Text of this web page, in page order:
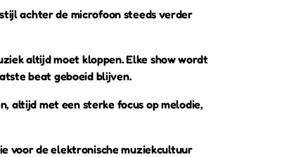
achter de microfoon steeds verder
altijd moet kloppen. Elke show wordt
beat geboeid blijven.
altijd met een sterke focus op melodie,
voor de elektronische muziekcultuur